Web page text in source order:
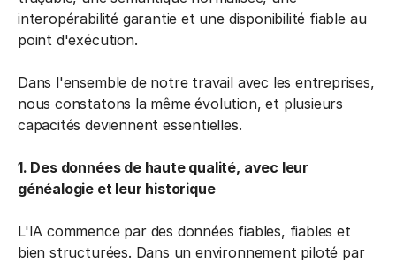
interopérabilité garantie et une disponibilité fiable au
point d'exécution.
Dans l'ensemble de notre travail avec les entreprises,
nous constatons la même évolution, et plusieurs
capacités deviennent essentielles.
1. Des données de haute qualité, avec leur
généalogie et leur historique
L'IA commence par des données fiables, fiables et
bien structurées. Dans un environnement piloté par